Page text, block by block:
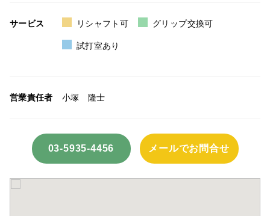
サービス リシャフト可 グリップ交換可
試打室あり
営業責任者 小塚 隆士
03-5935-4456 メールでお問合せ